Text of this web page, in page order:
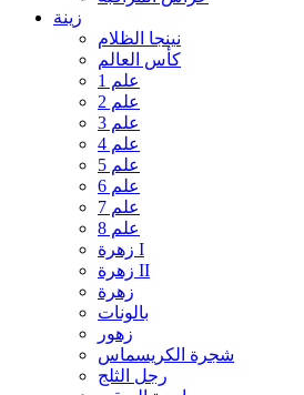
زينة
نينجا الظلام
كأس العالم
علم 1
علم 2
علم 3
علم 4
علم 5
علم 6
علم 7
علم 8
زهرة I
زهرة II
زهرة
بالونات
زهور
شجرة الكريسماس
رجل الثلج